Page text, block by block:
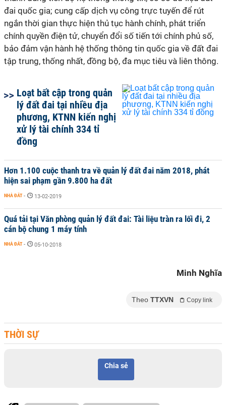
đai quốc gia; cung cấp dịch vụ công trực tuyến để rút
ngắn thời gian thực hiện thủ tục hành chính, phát triển
chính quyền điện tử, chuyển đổi số tiến tới chính phủ số,
bảo đảm vận hành hệ thống thông tin quốc gia về đất đai
tập trung, thống nhất, đồng bộ, đa mục tiêu và liên thông.
Loạt bất cập trong quản
lý đất đai tại nhiều địa
phương, KTNN kiến nghị
xử lý tài chính 334 tỉ
đồng
Hơn 1.100 cuộc thanh tra về quản lý đất đai năm 2018, phát
hiện sai phạm gần 9.800 ha đất
NHÀ ĐẤT - 13-02-2019
Quá tải tại Văn phòng quản lý đất đai: Tài liệu tràn ra lối đi, 2
cán bộ chung 1 máy tính
NHÀ ĐẤT - 05-10-2018
Minh Nghĩa
Theo TTXVN Copy link
THỜI SỰ
Chia sẻ